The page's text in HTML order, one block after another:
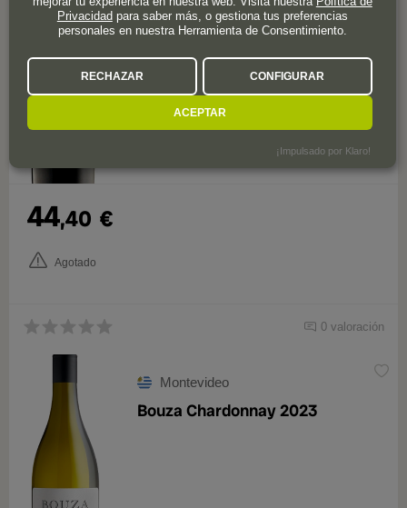
Maldonado
Bouza Merlot Pan de Azúcar 2017
44,40 €
Agotado
0 valoración
Montevideo
Bouza Chardonnay 2023
Privacidadpara saber más, o gestiona tus preferencias
personales en nuestra Herramienta de Consentimiento.
RECHAZAR CONFIGURAR
ACEPTAR
¡Impulsado por Klaro!